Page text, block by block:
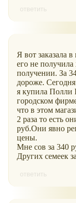
ответить
Я вот заказала
его не
получении. За
дороже.
я купила Полли
городском
что в этом
2 раза то есть
руб.Они явно
цены.
Мне сов за 340
Других семеек
ответить